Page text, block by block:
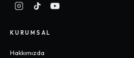
KURUMSAL
Hakkımızda